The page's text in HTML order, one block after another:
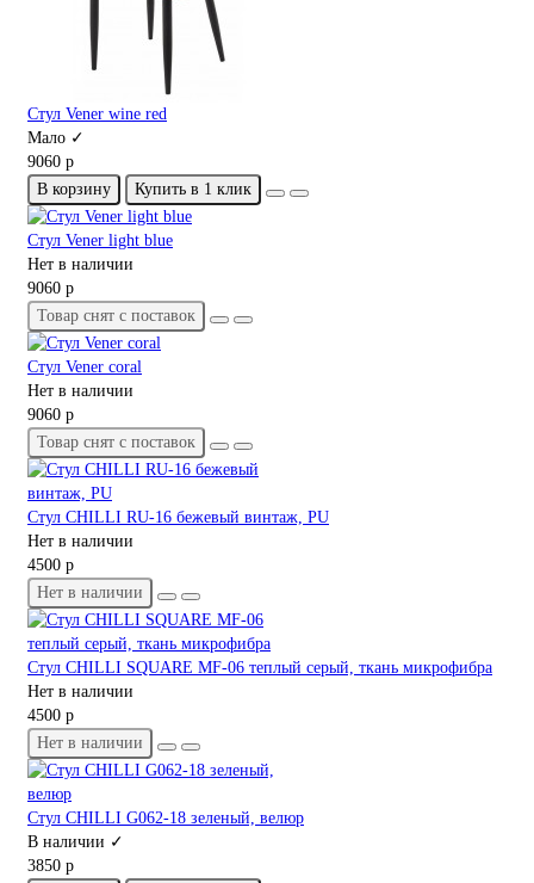
Стул Vener wine red
Мало ✓
9060 р
В корзину
Купить в 1 клик
Стул Vener light blue
Нет в наличии
9060 р
Товар снят с поставок
Стул Vener coral
Нет в наличии
9060 р
Товар снят с поставок
Стул CHILLI RU-16 бежевый винтаж, PU
Нет в наличии
4500 р
Нет в наличии
Стул CHILLI SQUARE MF-06 теплый серый, ткань микрофибра
Нет в наличии
4500 р
Нет в наличии
Стул CHILLI G062-18 зеленый, велюр
В наличии ✓
3850 р